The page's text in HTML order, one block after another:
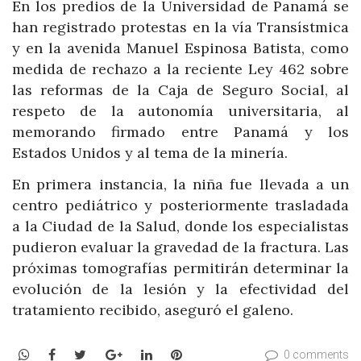
En los predios de la Universidad de Panamá se
han registrado protestas en la vía Transístmica
y en la avenida Manuel Espinosa Batista, como
medida de rechazo a la reciente Ley 462 sobre
las reformas de la Caja de Seguro Social, al
respeto de la autonomía universitaria, al
memorando firmado entre Panamá y los
Estados Unidos y al tema de la minería.
En primera instancia, la niña fue llevada a un
centro pediátrico y posteriormente trasladada
a la Ciudad de la Salud, donde los especialistas
pudieron evaluar la gravedad de la fractura. Las
próximas tomografías permitirán determinar la
evolución de la lesión y la efectividad del
tratamiento recibido, aseguró el galeno.
WhatsApp
Facebook
TwitterGoogle+LinkedInPinterest 0 comments